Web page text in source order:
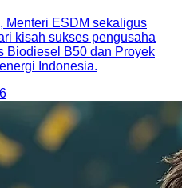
Menteri ESDM sekaligus
kisah sukses pengusaha
Biodiesel B50 dan Proyek
Indonesia.